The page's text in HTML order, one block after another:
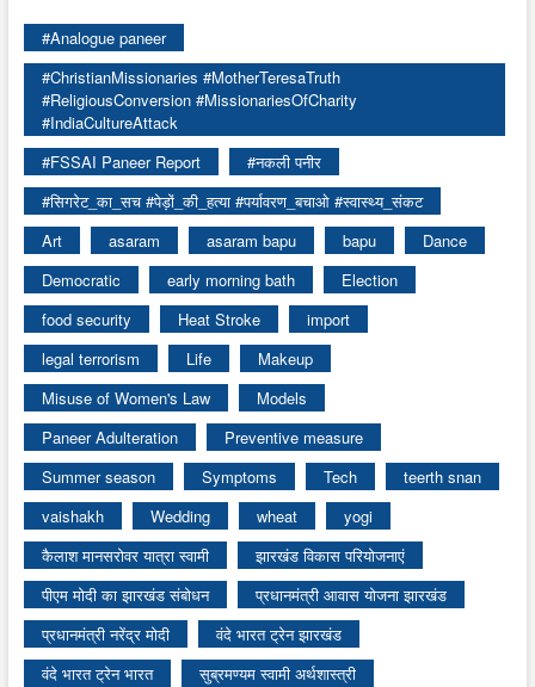
#Analogue paneer
#ChristianMissionaries #MotherTeresaTruth
#ReligiousConversion #MissionariesOfCharity
#IndiaCultureAttack
#FSSAI Paneer Report
#नकली पनीर
#सिगरेट_का_सच #पेड़ों_की_हत्या #पर्यावरण_बचाओ #स्वास्थ्य_संकट
Art
asaram asaram bapu bapu
Dance
Democratic
early morning bath
Election
food security
Heat Stroke
import
legal terrorism
Life
Makeup
Misuse of Women's Law
Models
Paneer Adulteration
Preventive measure
Summer season
Symptoms Tech
teerth snan
vaishakh
Wedding wheat
yogi
कैलाश मानसरोवर यात्रा स्वामी
झारखंड विकास परियोजनाएं
पीएम मोदी का झारखंड संबोधन
प्रधानमंत्री आवास योजना झारखंड
प्रधानमंत्री नरेंद्र मोदी
वंदे भारत ट्रेन झारखंड
वंदे भारत ट्रेन भारत
सुब्रमण्यम स्वामी अर्थशास्त्री